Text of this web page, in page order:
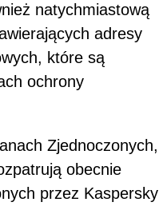
natychmiastową
adresy
które są
ochrony
Zjednoczonych,
obecnie
przez Kaspersky